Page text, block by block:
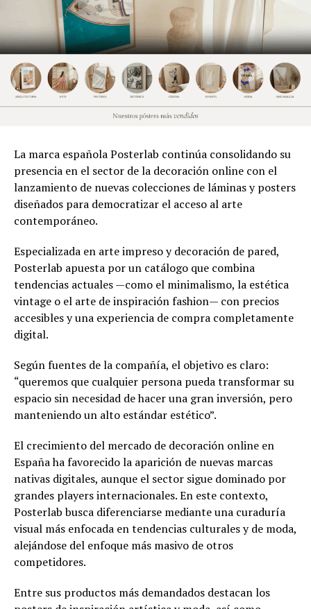
La marca española Posterlab continúa consolidando su
presencia en el sector de la decoración online con el
lanzamiento de nuevas colecciones de láminas y posters
diseñados para democratizar el acceso al arte
contemporáneo.
Especializada en arte impreso y decoración de pared,
Posterlab apuesta por un catálogo que combina
tendencias actuales —como el minimalismo, la estética
vintage o el arte de inspiración fashion— con precios
accesibles y una experiencia de compra completamente
digital.
Según fuentes de la compañía, el objetivo es claro:
“queremos que cualquier persona pueda transformar su
espacio sin necesidad de hacer una gran inversión, pero
manteniendo un alto estándar estético”.
El crecimiento del mercado de decoración online en
España ha favorecido la aparición de nuevas marcas
nativas digitales, aunque el sector sigue dominado por
grandes players internacionales. En este contexto,
Posterlab busca diferenciarse mediante una curaduría
visual más enfocada en tendencias culturales y de moda,
alejándose del enfoque más masivo de otros
competidores.
Entre sus productos más demandados destacan los